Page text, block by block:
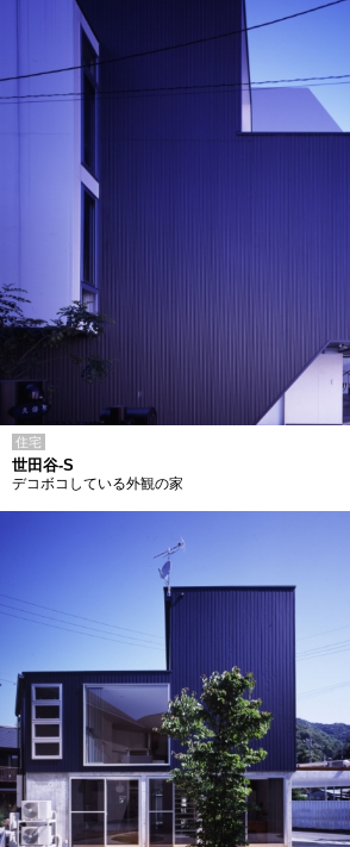
住宅
世田谷-S
デコボコしている外観の家